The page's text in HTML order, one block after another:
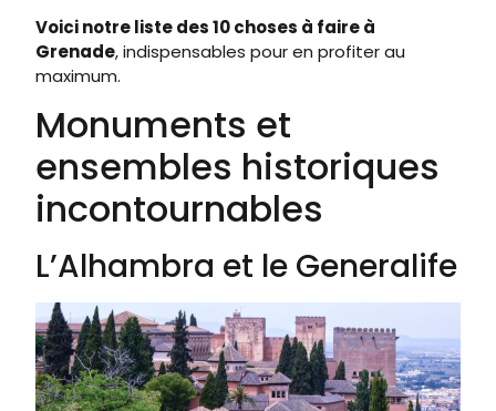
Voici notre liste des 10 choses à faire à
Grenade, indispensables pour en profiter au
maximum.
Monuments et
ensembles historiques
incontournables
L’Alhambra et le Generalife